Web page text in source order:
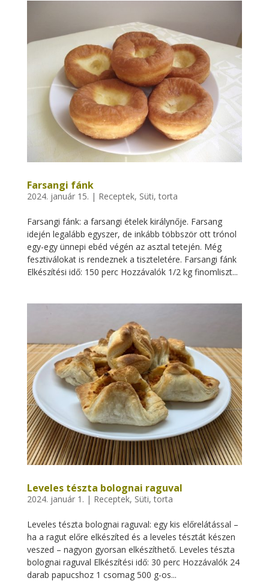
Farsangi fánk
2024. január 15. | Receptek, Süti, torta
Farsangi fánk: a farsangi ételek királynője. Farsang
idején legalább egyszer, de inkább többször ott trónol
egy-egy ünnepi ebéd végén az asztal tetején. Még
fesztiválokat is rendeznek a tiszteletére. Farsangi fánk
Elkészítési idő: 150 perc Hozzávalók 1/2 kg finomliszt...
Leveles tészta bolognai raguval
2024. január 1. | Receptek, Süti, torta
Leveles tészta bolognai raguval: egy kis előrelátással –
ha a ragut előre elkészíted és a leveles tésztát készen
veszed – nagyon gyorsan elkészíthető. Leveles tészta
bolognai raguval Elkészítési idő: 30 perc Hozzávalók 24
darab papucshoz 1 csomag 500 g-os...